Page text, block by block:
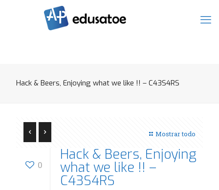
Hack & Beers, Enjoying what we like !! – C43S4RS
Mostrar todo
0
Hack & Beers, Enjoying
what we like !! –
C43S4RS